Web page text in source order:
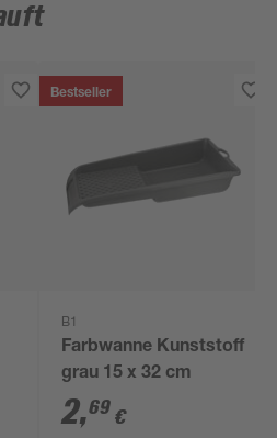
Bestseller
B1
Farbwanne Kunststoff
grau 15 x 32 cm
2,69 €